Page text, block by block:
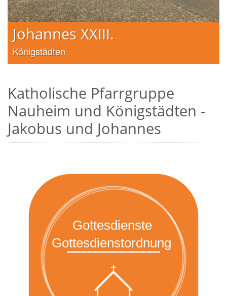
Johannes XXIII.
Königstädten
Katholische Pfarrgruppe
Nauheim und Königstädten -
Jakobus und Johannes